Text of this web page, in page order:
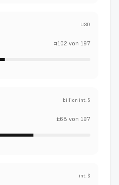
USD
#102 von 197
billion int. $
#68 von 197
int. $